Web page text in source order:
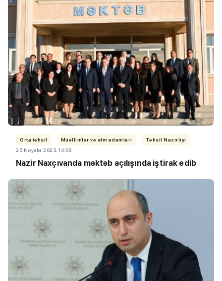
Orta təhsil Müəllimlər və elm adamları
Təhsil Nazirliyi
25 Noyabr 2023, 14:09
Nazir Naxçıvanda məktəb açılışında iştirak edib